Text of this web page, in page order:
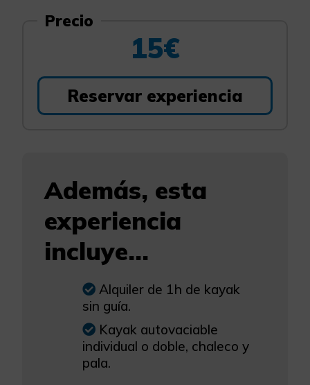
Precio
15€
Reservar experiencia
Además, esta
experiencia
incluye...
Alquiler de 1h de kayak
sin guía.
Kayak autovaciable
individual o doble, chaleco y
pala.